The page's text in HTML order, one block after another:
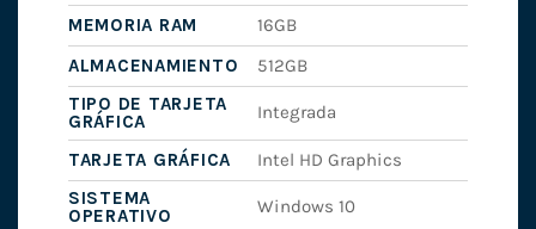
MEMORIA RAM
16GB
ALMACENAMIENTO
512GB
TIPO DE TARJETA
GRÁFICA
Integrada
TARJETA GRÁFICA
Intel HD Graphics
SISTEMA
OPERATIVO
Windows 10